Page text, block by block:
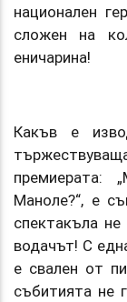
национален
сложен на
еничарина!
Какъв е
Маноле?“, е
спектакъла
водачът! С
е свален от
събитията не